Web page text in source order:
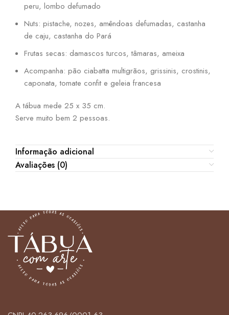
peru, lombo defumado
Nuts: pistache, nozes, amêndoas defumadas, castanha
de caju, castanha do Pará
Frutas secas: damascos turcos, tâmaras, ameixa
Acompanha: pão ciabatta multigrãos, grissinis, crostinis,
caponata, tomate confit e geleia francesa
A tábua mede 25 x 35 cm.
Serve muito bem 2 pessoas.
Informação adicional
Avaliações (0)